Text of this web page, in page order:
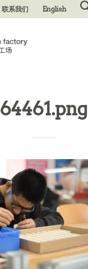
联系我们 English
64461.png